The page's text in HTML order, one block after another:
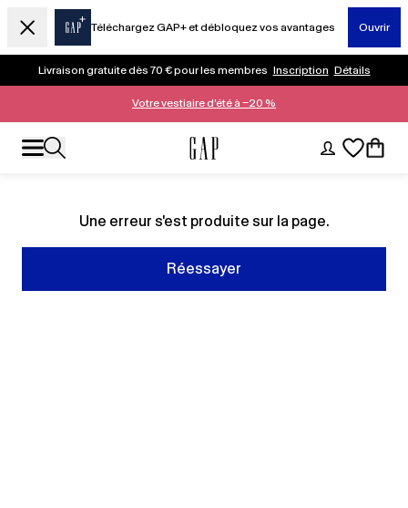
Téléchargez GAP+ et débloquez vos avantages Ouvrir
Livraison gratuite dès 70 € pour les membres Inscription Détails
Votre vestiaire d’été à −20 %
Une erreur s'est produite sur la page.
Réessayer